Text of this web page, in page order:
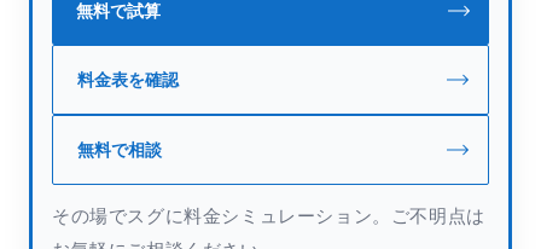
無料で試算
料金表を確認
無料で相談
その場でスグに料金シミュレーション。ご不明点は